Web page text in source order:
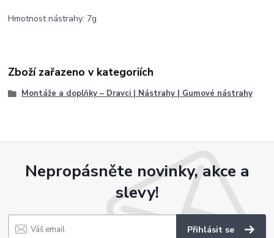
Hmotnost nástrahy: 7g
Zboží zařazeno v kategoriích
Montáže a doplňky – Dravci | Nástrahy | Gumové nástrahy
Nepropásněte novinky, akce a
slevy!
Přihlásit se